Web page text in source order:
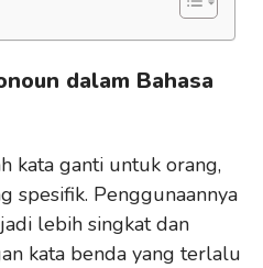
dalam Bahasa
kata ganti untuk orang,
spesifik. Penggunaannya
lebih singkat dan
kata benda yang terlalu